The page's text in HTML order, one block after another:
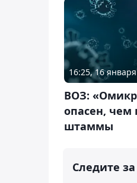
16:25, 16
ВОЗ:
опасен,
штаммы
Следите